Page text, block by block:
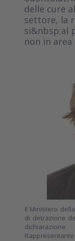
delle cure
settore, la
si&nbsp;al
non in
Il Ministero
di detrazione